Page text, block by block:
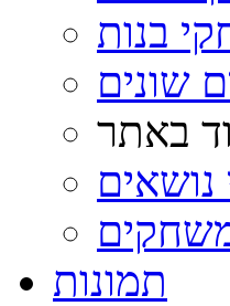
בנות
שונים
באתר
תמונות